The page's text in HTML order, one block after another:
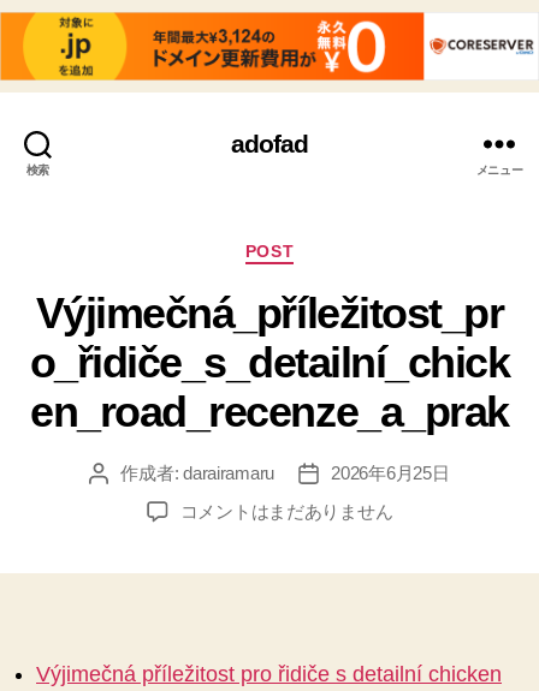
検索
adofad
メニュー
カ
ゴ
リ
ー
POST
Výjimečná_příležitost_pr
o_řidiče_s_detailní_chick
en_road_recenze_a_prak
投
作成者:darairamaru
投
稿
日
2026年6月25日
コメントはまだありません
Výjimečná příležitost pro řidiče s detailní chicken